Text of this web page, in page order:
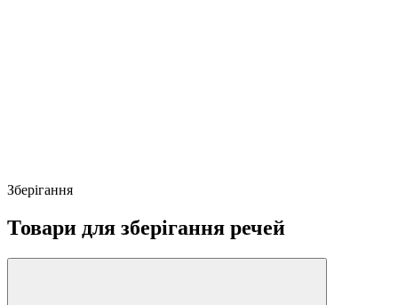
Зберігання
Товари для зберігання речей